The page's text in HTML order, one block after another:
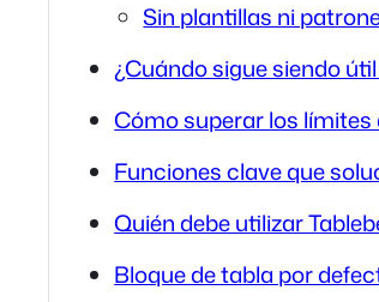
Sin plantillas ni
¿Cuándo sigue siendo
Cómo superar los
Funciones clave que
Quién debe utilizar
Bloque de tabla por